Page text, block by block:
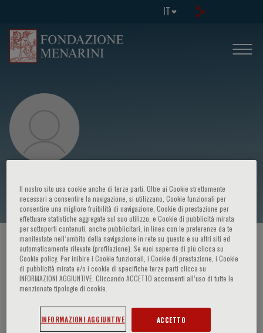
IT
Bruno Zilberstein
HOME PAGE / CORSI ED EVENTI / RELATORE
Bruno Zilberstein
Il nostro sito usa cookie anche di terze parti. Oltre ai Cookie strettamente
necessari a consentire la navigazione, si utilizzano, Cookie funzionali per
consentire una migliore fruibilità di navigazione, Cookie di prestazione per
effettuare statistiche aggregate sul suo utilizzo, e Cookie di pubblicità mirata
per sottoporti contenuti, anche pubblicitari, in linea con le preferenze da te
manifestate nell‘ambito della navigazione in rete su questo e su altri siti ed
automaticamente rilevate (profilazione). Se vuoi saperne di più clicca su
Cookie policy. Per inibire i Cookie funzionali, i Cookie di prestazione, i Cookie
di pubblicità mirata e/o i cookie di specifiche terze parti clicca su
INFORMAZIONI AGGIUNTIVE. Cliccando ACCETTO acconsenti all’uso di tutte le
menzionate tipologie di cookie.
INFORMAZIONI AGGIUNTIVE ACCETTO